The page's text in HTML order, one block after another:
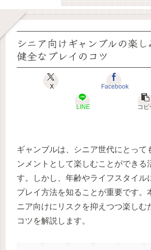
シニア向けギャンブルの楽
健全なプレイのコツ
X Facebook
LINE コピ
ギャンブルは、シニア世代にとって
ンメントとして楽しむことができる
す。しかし、年齢やライフスタイル
プレイ方法を知ることが重要です。
ニア向けにリスクを抑えつつ楽しむ
コツを解説します。